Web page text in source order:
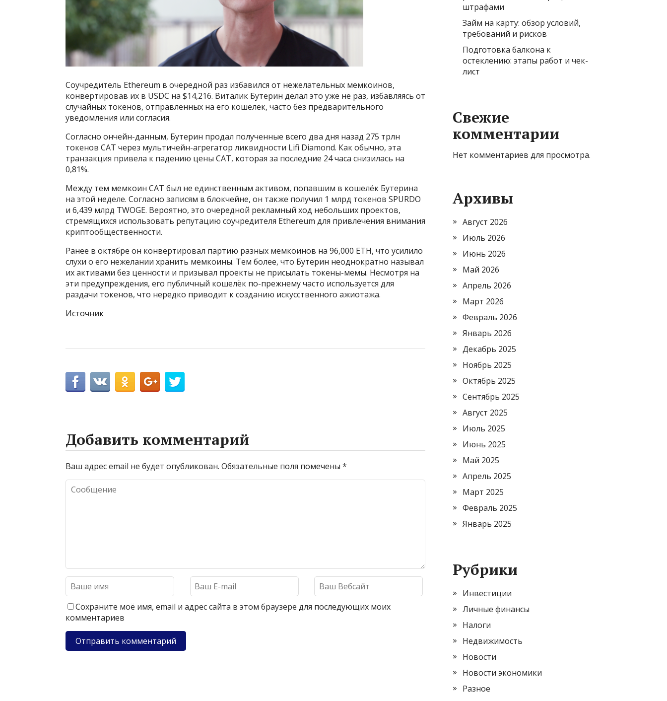
Соучредитель Ethereum в очередной раз избавился от нежелательных мемкоинов,
конвертировав их в USDC на $14,216. Виталик Бутерин делал это уже не раз, избавляясь от
случайных токенов, отправленных на его кошелёк, часто без предварительного
уведомления или согласия.
Согласно ончейн-данным, Бутерин продал полученные всего два дня назад 275 трлн
токенов CAT через мультичейн-агрегатор ликвидности Lifi Diamond. Как обычно, эта
транзакция привела к падению цены CAT, которая за последние 24 часа снизилась на
0,81%.
Между тем мемкоин CAT был не единственным активом, попавшим в кошелёк Бутерина
на этой неделе. Согласно записям в блокчейне, он также получил 1 млрд токенов SPURDO
и 6,439 млрд TWOGE. Вероятно, это очередной рекламный ход небольших проектов,
стремящихся использовать репутацию соучредителя Ethereum для привлечения внимания
криптообщественности.
Ранее в октябре он конвертировал партию разных мемкоинов на 96,000 ETH, что усилило
слухи о его нежелании хранить мемкоины. Тем более, что Бутерин неоднократно называл
их активами без ценности и призывал проекты не присылать токены-мемы. Несмотря на
эти предупреждения, его публичный кошелёк по-прежнему часто используется для
раздачи токенов, что нередко приводит к созданию искусственного ажиотажа.
Источник
Добавить комментарий
Ваш адрес email не будет опубликован. Обязательные поля помечены *
Сохраните моё имя, email и адрес сайта в этом браузере для последующих моих
комментариев
штрафами
Займ на карту: обзор условий,
требований и рисков
Подготовка балкона к
остеклению: этапы работ и чек-
лист
Свежие
комментарии
Нет комментариев для просмотра.
Архивы
Август 2026
Июль 2026
Июнь 2026
Май 2026
Апрель 2026
Март 2026
Февраль 2026
Январь 2026
Декабрь 2025
Ноябрь 2025
Октябрь 2025
Сентябрь 2025
Август 2025
Июль 2025
Июнь 2025
Май 2025
Апрель 2025
Март 2025
Февраль 2025
Январь 2025
Рубрики
Инвестиции
Личные финансы
Налоги
Недвижимость
Новости
Новости экономики
Разное